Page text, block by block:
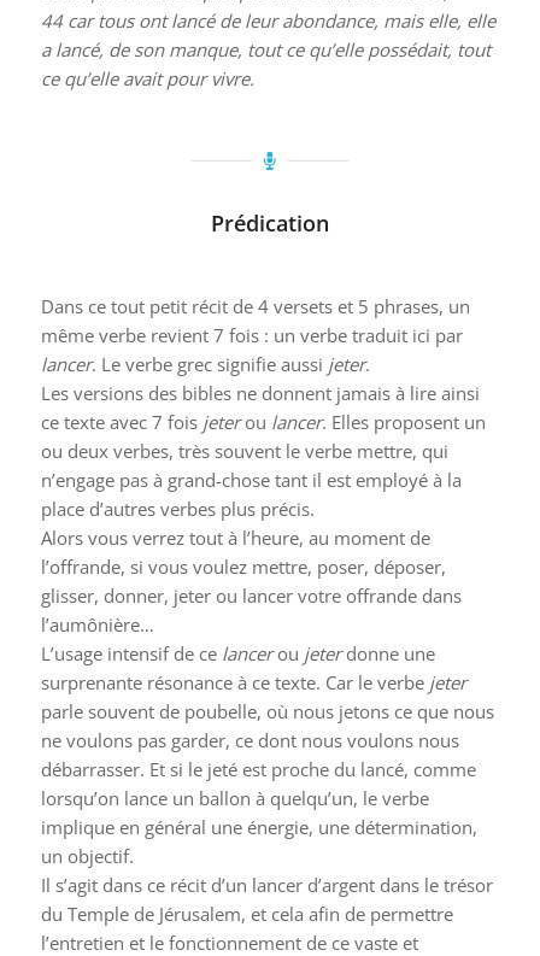
44 car tous ont lancé de leur abondance, mais elle, elle
a lancé, de son manque, tout ce qu’elle possédait, tout
ce qu’elle avait pour vivre.
Prédication
Dans ce tout petit récit de 4 versets et 5 phrases, un
même verbe revient 7 fois : un verbe traduit ici par
lancer. Le verbe grec signifie aussi jeter.
Les versions des bibles ne donnent jamais à lire ainsi
ce texte avec 7 fois jeterou lancer. Elles proposent un
ou deux verbes, très souvent le verbe mettre, qui
n’engage pas à grand-chose tant il est employé à la
place d’autres verbes plus précis.
Alors vous verrez tout à l’heure, au moment de
l’offrande, si vous voulez mettre, poser, déposer,
glisser, donner, jeter ou lancer votre offrande dans
l’aumônière…
L’usage intensif de ce lancerou jeterdonne une
surprenante résonance à ce texte. Car le verbe jeter
parle souvent de poubelle, où nous jetons ce que nous
ne voulons pas garder, ce dont nous voulons nous
débarrasser. Et si le jeté est proche du lancé, comme
lorsqu’on lance un ballon à quelqu’un, le verbe
implique en général une énergie, une détermination,
un objectif.
Il s’agit dans ce récit d’un lancer d’argent dans le trésor
du Temple de Jérusalem, et cela afin de permettre
l’entretien et le fonctionnement de ce vaste et